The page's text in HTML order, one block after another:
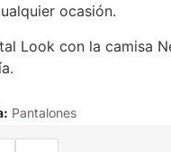
ocasión.
Look con la camisa
Pantalones